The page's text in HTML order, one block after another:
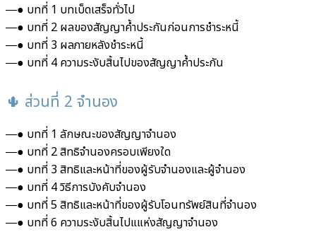
―● บทที่ 1 บทเบ็ดเสร็จทั่วไป
―● บทที่ 2 ผลของสัญญาค้ำประกันก่อนการชำระหนี้
―● บทที่ 3 ผลภายหลังชำระหนี้
―● บทที่ 4 ความระงับสิ้นไปของสัญญาค้ำประกัน
🌵 ส่วนที่ 2 จำนอง
―● บทที่ 1 ลักษณะของสัญญาจำนอง
―● บทที่ 2 สิทธิจำนองครอบเพียงใด
―● บทที่ 3 สิทธิและหน้าที่ของผู้รับจำนองและผู้จำนอง
―● บทที่ 4 วิธีการบังคับจำนอง
―● บทที่ 5 สิทธิและหน้าที่ของผู้รับโอนทรัพย์สินที่จำนอง
―● บทที่ 6 ความระงับสิ้นไปแแห่งสัญญาจำนอง